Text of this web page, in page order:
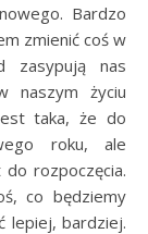
Bardzo
zmienić coś w
zasypują nas
naszym życiu
taka, że do
roku, ale
rozpoczęcia.
co będziemy
lepiej, bardziej.